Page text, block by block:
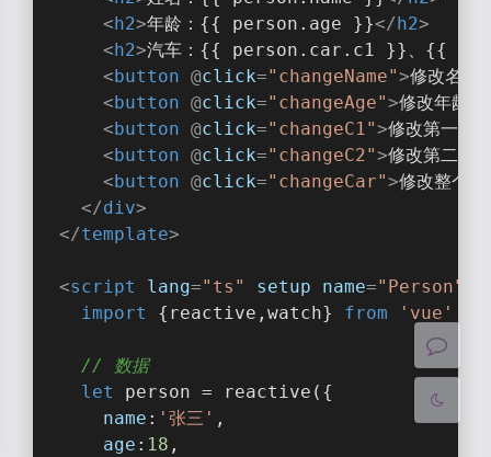
Sans Serif Serif
关闭 日落 暗化 灰度
<h2>年龄：{{ person.age }}</h2>
<h2>汽车：{{ person.car.c1 }}、{{
<button @click="changeName">修改名字
<button @click="changeAge">修改年龄
<button @click="changeC1">修改第一台
<button @click="changeC2">修改第二台
<button @click="changeCar">修改整个车
</div>
</template>
<script lang="ts" setup name="Person"
import
{reactive,watch} from 'vue'
// 数据
let
person = reactive({
name : '张三' ,
age : 18 ,